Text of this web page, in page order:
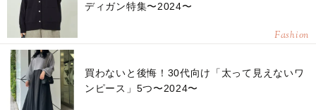
ディガン特集〜2024〜
Fashion
買わないと後悔！30代向け「太って見えないワ
ンピース」5つ〜2024〜